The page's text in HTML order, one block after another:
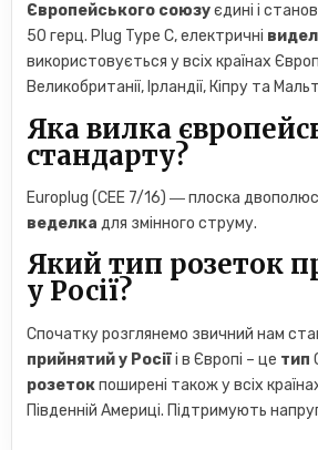
Європейського союзуєдині і
50 герц. Plug Type C, електричні
використовується у всіх країнах
Великобританії, Ірландії, Кіпру та
Яка вилка
стандарту?
Europlug (CEE 7/16) ― плоска
веделка для змінного струму.
Який тип розеток
у Росії?
Спочатку розглянемо звичний нам
прийнятий у Росіїі в Європі – це тип
розетокпоширені також у всіх
Південній Америці. Підтримують